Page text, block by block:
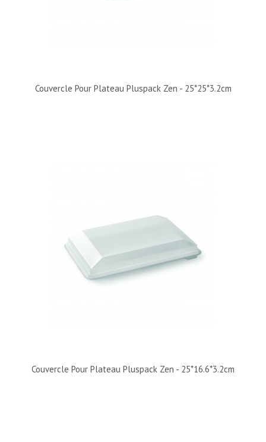
Couvercle Pour Plateau Pluspack Zen - 25*25*3.2cm
Couvercle Pour Plateau Pluspack Zen - 25*16.6*3.2cm